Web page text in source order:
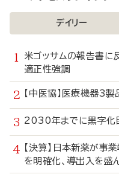
デイリー
米ゴッサムの報告書
適正性強調
【中医協】医療機器3
2030年までに黒字化
【決算】日本新薬が
を明確化、導出入を盛